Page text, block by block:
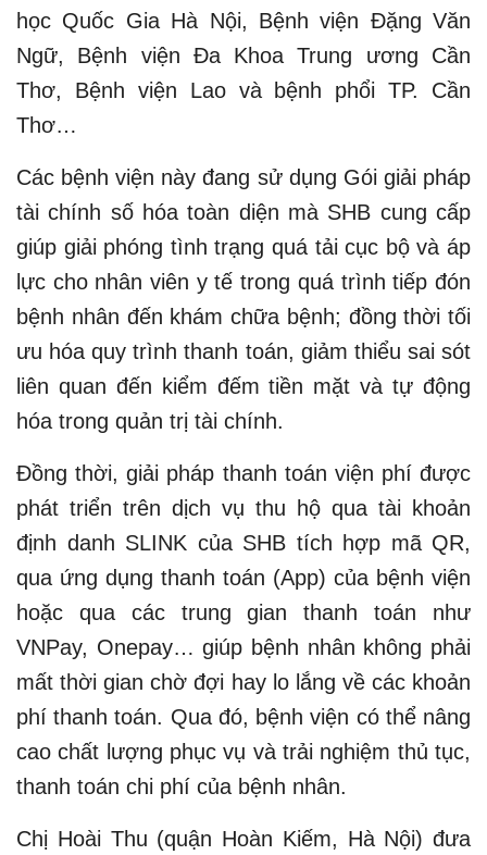
học Quốc Gia Hà Nội, Bệnh viện Đặng Văn
Ngữ, Bệnh viện Đa Khoa Trung ương Cần
Thơ, Bệnh viện Lao và bệnh phổi TP. Cần
Thơ…
Các bệnh viện này đang sử dụng Gói giải pháp
tài chính số hóa toàn diện mà SHB cung cấp
giúp giải phóng tình trạng quá tải cục bộ và áp
lực cho nhân viên y tế trong quá trình tiếp đón
bệnh nhân đến khám chữa bệnh; đồng thời tối
ưu hóa quy trình thanh toán, giảm thiểu sai sót
liên quan đến kiểm đếm tiền mặt và tự động
hóa trong quản trị tài chính.
Đồng thời, giải pháp thanh toán viện phí được
phát triển trên dịch vụ thu hộ qua tài khoản
định danh SLINK của SHB tích hợp mã QR,
qua ứng dụng thanh toán (App) của bệnh viện
hoặc qua các trung gian thanh toán như
VNPay, Onepay… giúp bệnh nhân không phải
mất thời gian chờ đợi hay lo lắng về các khoản
phí thanh toán. Qua đó, bệnh viện có thể nâng
cao chất lượng phục vụ và trải nghiệm thủ tục,
thanh toán chi phí của bệnh nhân.
Chị Hoài Thu (quận Hoàn Kiếm, Hà Nội) đưa